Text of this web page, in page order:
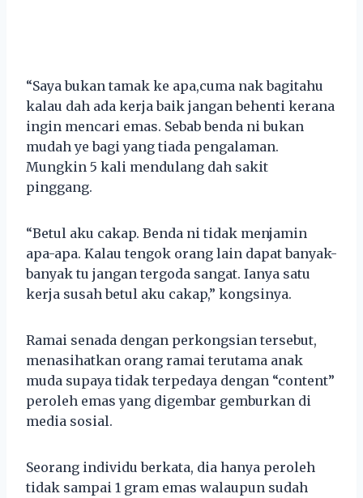
“Saya bukan tamak ke apa,cuma nak bagitahu
kalau dah ada kerja baik jangan behenti kerana
ingin mencari emas. Sebab benda ni bukan
mudah ye bagi yang tiada pengalaman.
Mungkin 5 kali mendulang dah sakit
pinggang.
“Betul aku cakap. Benda ni tidak menjamin
apa-apa. Kalau tengok orang lain dapat banyak-
banyak tu jangan tergoda sangat. Ianya satu
kerja susah betul aku cakap,” kongsinya.
Ramai senada dengan perkongsian tersebut,
menasihatkan orang ramai terutama anak
muda supaya tidak terpedaya dengan “content”
peroleh emas yang digembar gemburkan di
media sosial.
Seorang individu berkata, dia hanya peroleh
tidak sampai 1 gram emas walaupun sudah